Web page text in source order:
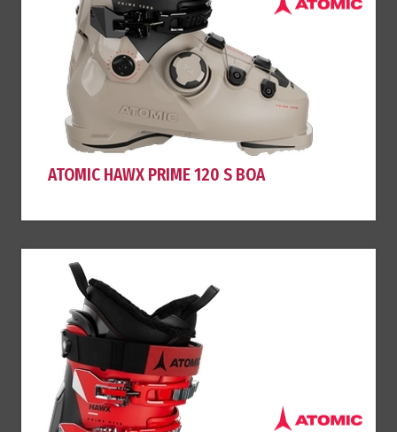
ATOMIC HAWX PRIME 120 S BOA